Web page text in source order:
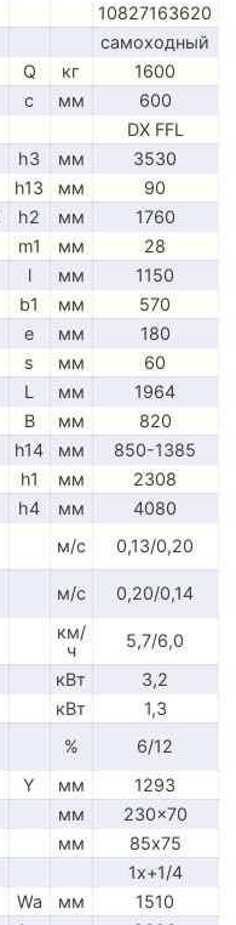
10827163620
самоходный
Q кг
1600
c мм
600
DX FFL
h3 мм
3530
h13 мм
90
h2 мм
1760
m1 мм
28
l мм
1150
b1 мм
570
e мм
180
s мм
60
L мм
1964
B мм
820
h14 мм
850-1385
h1 мм
2308
h4 мм
4080
м/с
0,13/0,20
м/с
0,20/0,14
км/
ч
5,7/6,0
кВт
3,2
кВт
1,3
%
6/12
Y мм
1293
мм
230x70
мм
85х75
1x+1/4
Wa мм
1510